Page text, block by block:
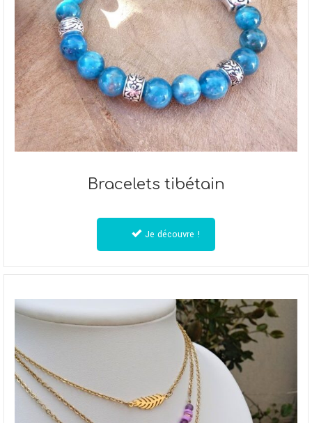
Bracelets tibétain
Je découvre !